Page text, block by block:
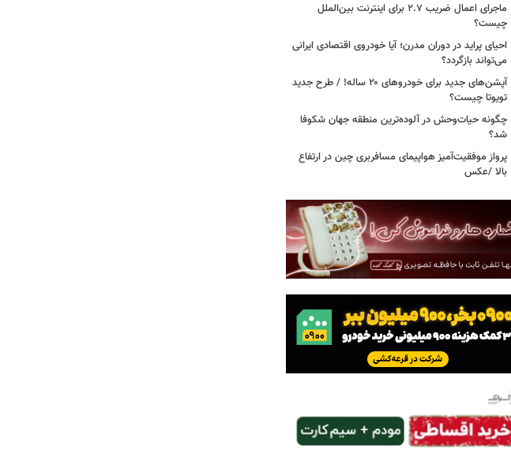
ماجرای اعمال ضریب ۲.۷ برای اینترنت بین‌الملل
چیست؟
احیای پراید در دوران مدرن؛ آیا خودروی اقتصادی ایرانی
می‌تواند بازگردد؟
آپشن‌های جدید برای خودروهای ۲۰ ساله! / طرح جدید
تویوتا چیست؟
چگونه حیات‌وحش در آلوده‌ترین منطقه جهان شکوفا
شد؟
پرواز موفقیت‌آمیز هواپیمای مسافربری چین در ارتفاع
بالا /عکس